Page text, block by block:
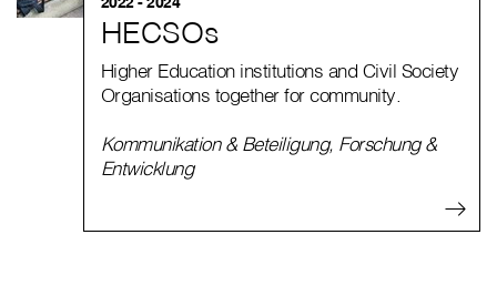
HECSOs
Higher Education institutions and Civil Society
Organisations together for community.
Kommunikation & Beteiligung, Forschung &
Entwicklung